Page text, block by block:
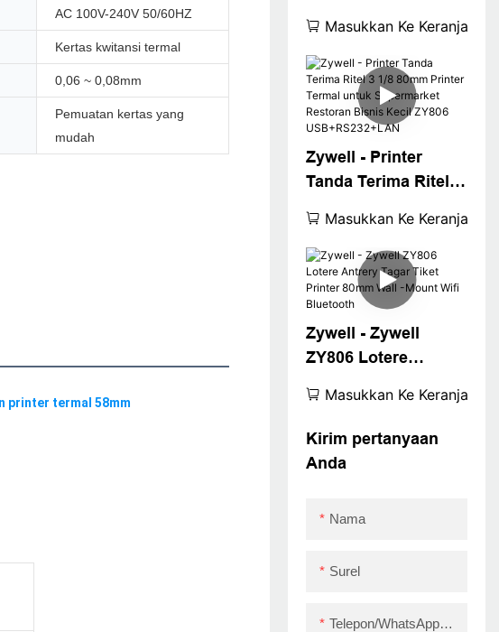
80mm Penerimaan
Bluetooth Printer
USB+RS232+LAN+B
T
Masukkan Ke Keranjang
Zywell - Printer
Tanda Terima Ritel 3
Termal untuk
Supermarket
Restoran Bisnis
Kecil ZY806
USB+RS232+LAN
Masukkan Ke Keranjang
Zywell - Zywell
ZY806 Lotere
Printer 80mm Wall -
Mount Wifi
Bluetooth
Masukkan Ke Keranjang
Kirim pertanyaan
Anda
Nama
Surel
Telepon/WhatsApp/Skype
AC 100V-240V 50/60HZ
Kertas kwitansi termal
0,06 ~ 0,08mm
Pemuatan kertas yang
mudah